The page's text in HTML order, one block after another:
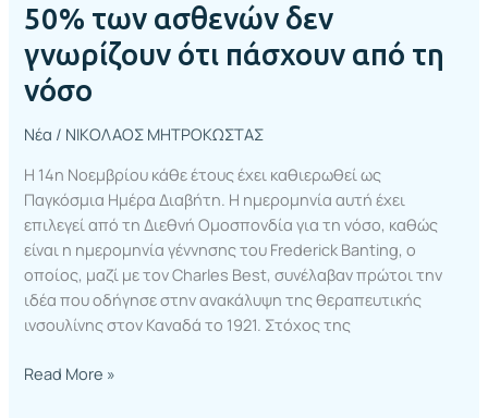
50% των ασθενών δεν
γνωρίζουν ότι πάσχουν από τη
νόσο
Νέα / ΝΙΚΟΛΑΟΣ ΜΗΤΡΟΚΩΣΤΑΣ
Η 14η Νοεμβρίου κάθε έτους έχει καθιερωθεί ως
Παγκόσμια Ημέρα Διαβήτη. Η ημερομηνία αυτή έχει
επιλεγεί από τη Διεθνή Ομοσπονδία για τη νόσο, καθώς
είναι η ημερομηνία γέννησης του Frederick Banting, ο
οποίος, μαζί με τον Charles Best, συνέλαβαν πρώτοι την
ιδέα που οδήγησε στην ανακάλυψη της θεραπευτικής
ινσουλίνης στον Καναδά το 1921. Στόχος της
Read More »